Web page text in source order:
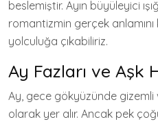
beslemiştir. Ayın büyüleyici
romantizmin gerçek
yolculuğa çıkabiliriz.
Ay Fazları ve Aşk
Ay, gece gökyüzünde gizemli
olarak yer alır. Ancak pek